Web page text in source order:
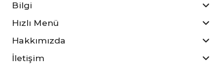
Bilgi
Hızlı Menü
Hakkımızda
İletişim